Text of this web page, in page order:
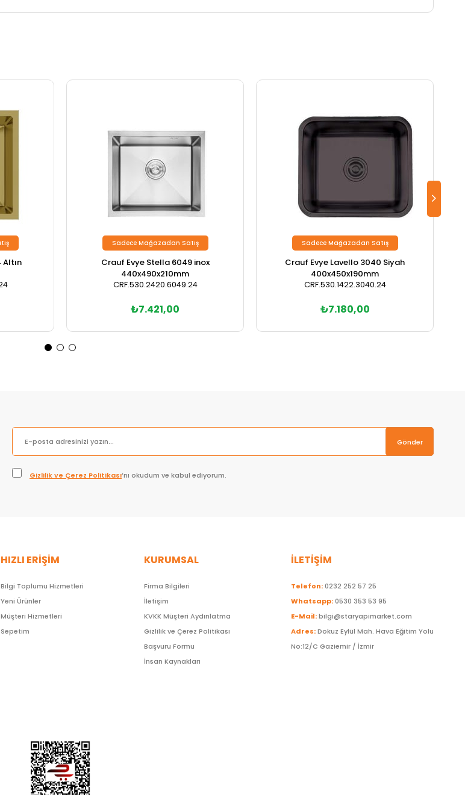
Crauf Evye Stella 6049 inox
440x490x210mm
CRF.530.2420.6049.24
₺7.421,00
Sadece Mağazadan Satış
Crauf Evye Lavello 3040 Siyah
400x450x190mm
CRF.530.1422.3040.24
₺7.180,00
Sadece Mağazadan Satış
Gönder
Gizlilik ve Çerez Politikası’nı okudum ve kabul ediyorum.
HIZLI ERİŞİM
Bilgi Toplumu Hizmetleri
Yeni Ürünler
Müşteri Hizmetleri
Sepetim
KURUMSAL
Firma Bilgileri
İletişim
KVKK Müşteri Aydınlatma
Gizlilik ve Çerez Politikası
Başvuru Formu
İnsan Kaynakları
İLETİŞİM
Telefon:0232 252 57 25
Whatsapp:0530 353 53 95
E-Mail:bilgi@staryapimarket.com
Adres:Dokuz Eylül Mah. Hava Eğitim Yolu
No:12/C Gaziemir / İzmir